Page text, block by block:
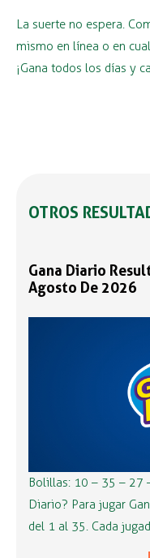
La suerte no espera.
mismo en línea o en
¡Gana todos los días y
OTROS
Gana Diario
Agosto De 2026
Bolillas: 10 – 35 – 27
Diario? Para jugar
del 1 al 35. Cada